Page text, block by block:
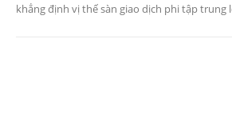
khẳng định vị thế sàn giao dịch phi tập trung